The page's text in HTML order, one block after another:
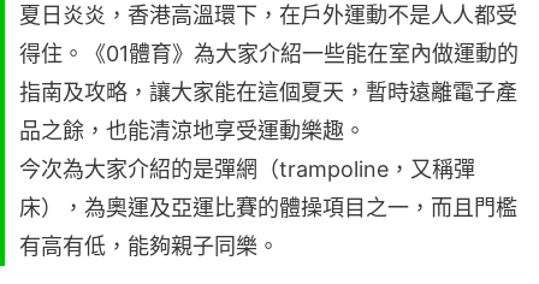
夏日炎炎，香港高溫環下，在戶外運動不是人人都受
得住。《01體育》為大家介紹一些能在室內做運動的
指南及攻略，讓大家能在這個夏天，暫時遠離電子產
品之餘，也能清涼地享受運動樂趣。
今次為大家介紹的是彈網（trampoline，又稱彈
床），為奧運及亞運比賽的體操項目之一，而且門檻
有高有低，能夠親子同樂。